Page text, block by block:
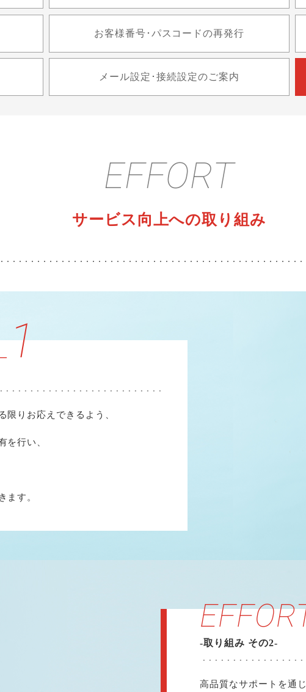
お客様番号･パスコードの再発行
メール設定･接続設定のご案内
EFFORT
サービス向上への取り組み
1
限りお応えできるよう、
を行い、
ます。
-取り組み その2-
高品質なサポートを通